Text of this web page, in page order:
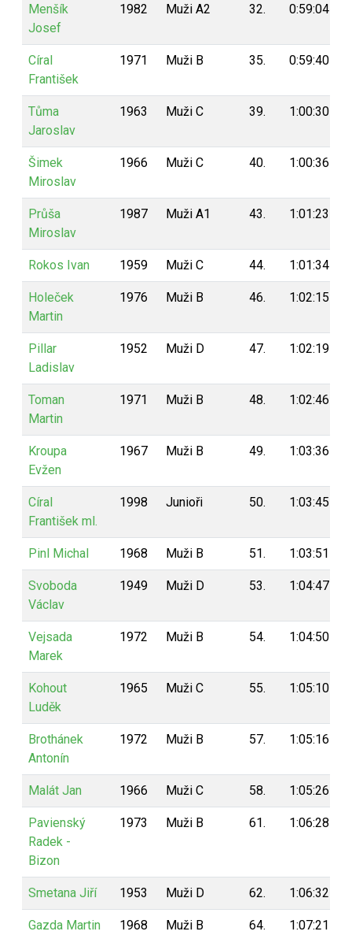
Menšík
Josef
1982 Muži A2 32. 0:59:04
Círal
František
1971 Muži B 35. 0:59:40
Tůma
Jaroslav
1963 Muži C 39. 1:00:30
Šimek
Miroslav
1966 Muži C 40. 1:00:36
Průša
Miroslav
1987 Muži A1 43. 1:01:23
Rokos Ivan 1959 Muži C 44. 1:01:34
Holeček
Martin
1976 Muži B 46. 1:02:15
Pillar
Ladislav
1952 Muži D 47. 1:02:19
Toman
Martin
1971 Muži B 48. 1:02:46
Kroupa
Evžen
1967 Muži B 49. 1:03:36
Círal
František ml.
1998 Junioři 50. 1:03:45
Pinl Michal 1968 Muži B 51. 1:03:51
Svoboda
Václav
1949 Muži D 53. 1:04:47
Vejsada
Marek
1972 Muži B 54. 1:04:50
Kohout
Luděk
1965 Muži C 55. 1:05:10
Brothánek
Antonín
1972 Muži B 57. 1:05:16
Malát Jan 1966 Muži C 58. 1:05:26
Pavienský
Radek -
Bizon
1973 Muži B 61. 1:06:28
Smetana Jiří 1953 Muži D 62. 1:06:32
Gazda Martin 1968 Muži B 64. 1:07:21